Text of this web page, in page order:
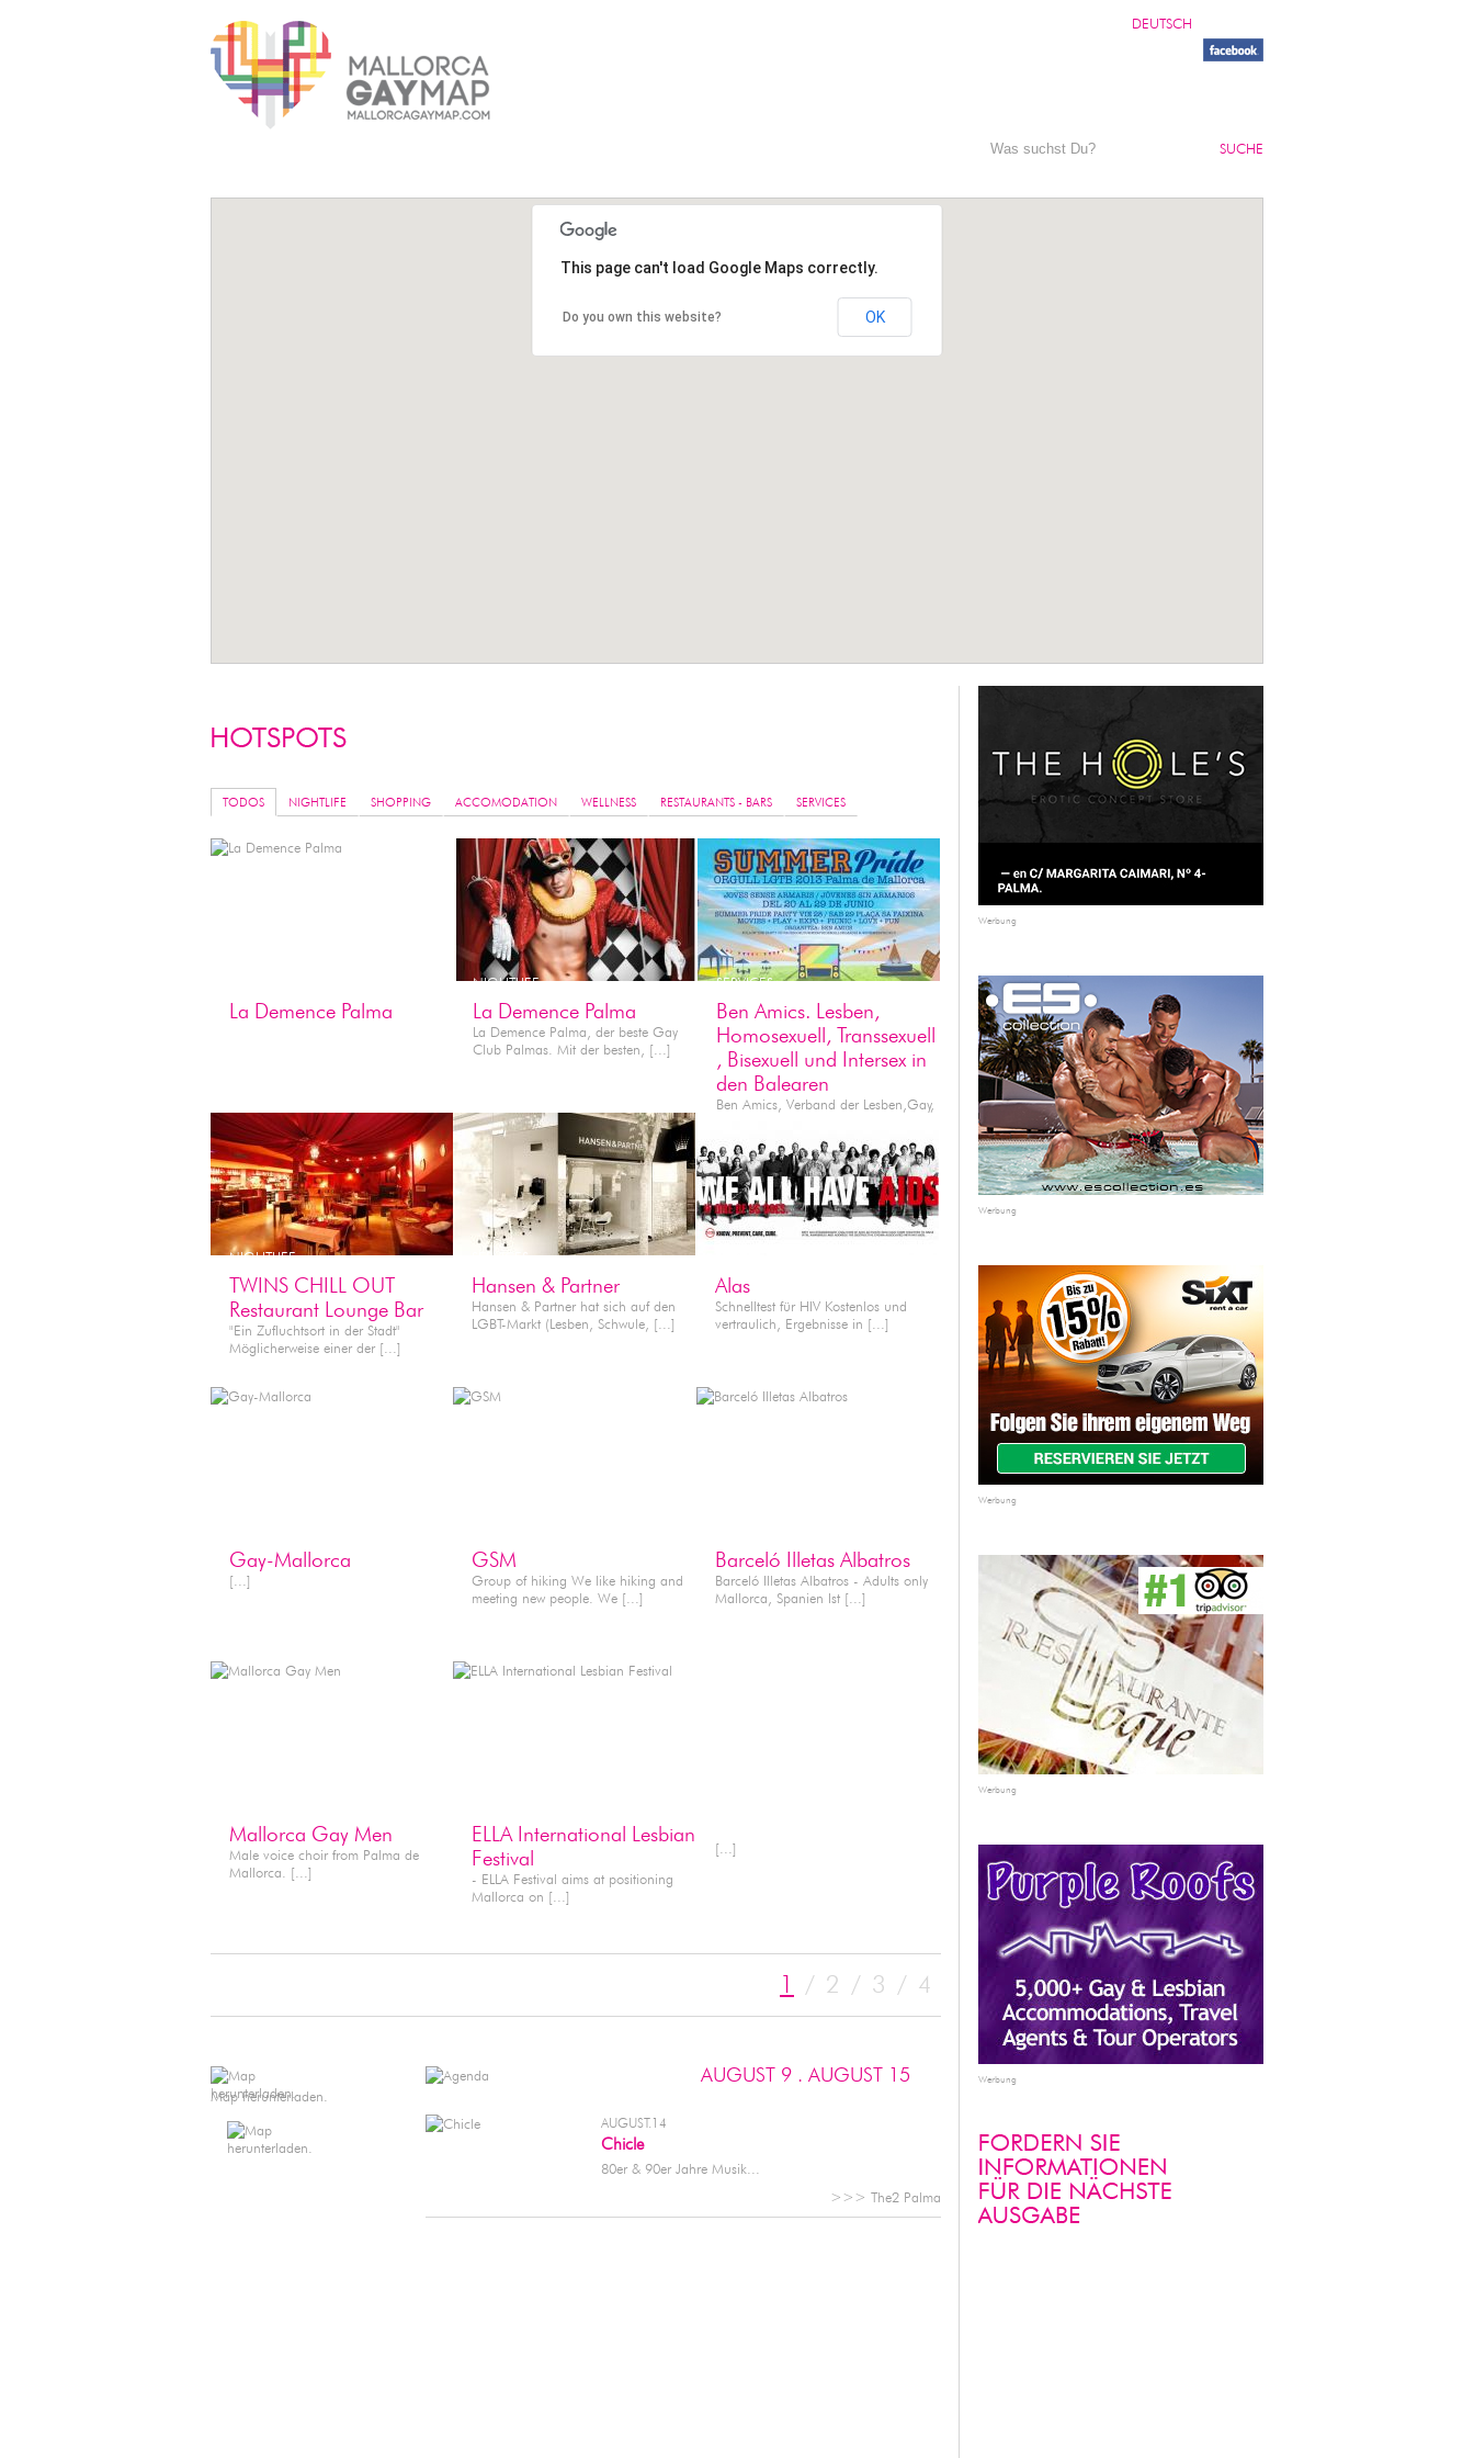
DEUTSCH
SUCHE
This page can't load Google Maps correctly.
Do you own this website? OK
TODOS NIGHTLIFE SHOPPING ACCOMODATION WELLNESS RESTAURANTS - BARS SERVICES
La Demence Palma
NIGHTLIFE
La Demence Palma
La Demence Palma, der beste Gay
Club Palmas. Mit der besten, [...]
SERVICES
Ben Amics. Lesben,
Homosexuell, Transsexuell
, Bisexuell und Intersex in
den Balearen
Ben Amics, Verband der Lesben,Gay,
NIGHTLIFE
TWINS CHILL OUT
Restaurant Lounge Bar
"Ein Zufluchtsort in der Stadt"
Möglicherweise einer der [...]
SERVICES
Hansen & Partner
Hansen & Partner hat sich auf den
LGBT-Markt (Lesben, Schwule, [...]
Alas
Schnelltest für HIV Kostenlos und
vertraulich, Ergebnisse in [...]
Gay-Mallorca
[...]
GSM
Group of hiking We like hiking and
meeting new people. We [...]
Barceló Illetas Albatros
Barceló Illetas Albatros - Adults only
Mallorca, Spanien Ist [...]
Mallorca Gay Men
Male voice choir from Palma de
Mallorca. [...]
ELLA International Lesbian
Festival
- ELLA Festival aims at positioning
Mallorca on [...]
[...]
1 / 2 / 3 / 4
Map herunterladen.
AUGUST 9 . AUGUST 15
AUGUST.14
Chicle
80er & 90er Jahre Musik...
>>> The2 Palma
Werbung
Werbung
Werbung
Werbung
Werbung